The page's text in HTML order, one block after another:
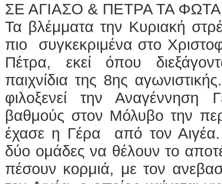
ΣΕ ΑΓΙΑΣΟ & ΠΕΤΡΑ ΤΑ
Τα βλέμματα την Κυριακή
πιο συγκεκριμένα στο
Πέτρα, εκεί όπου
παιχνίδια της 8ης
φιλοξενεί την
βαθμούς στον Μόλυβο την
έχασε η Γέρα από τον Αιγέα.
δύο ομάδες να θέλουν το
πέσουν κορμιά, με τον